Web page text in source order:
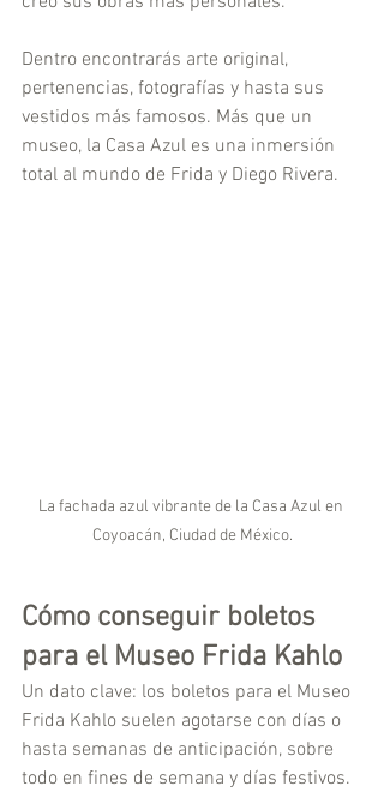
Dentro encontrarás arte original,
pertenencias, fotografías y hasta sus
vestidos más famosos. Más que un
museo, la Casa Azul es una inmersión
total al mundo de Frida y Diego Rivera.
La fachada azul vibrante de la Casa Azul en
Coyoacán, Ciudad de México.
Cómo conseguir boletos
para el Museo Frida Kahlo
Un dato clave: los boletos para el Museo
Frida Kahlo suelen agotarse con días o
hasta semanas de anticipación, sobre
todo en fines de semana y días festivos.